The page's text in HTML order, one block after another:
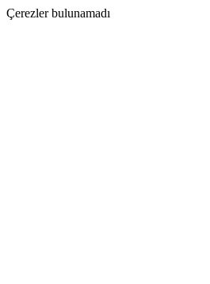
Çerezler bulunamadı